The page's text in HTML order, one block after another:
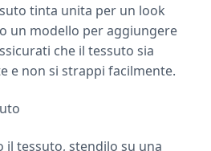
tinta unita per un look
un modello per aggiungere
che il tessuto sia
e non si strappi facilmente.
il tessuto, stendilo su una